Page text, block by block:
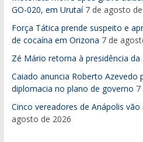
GO-020, em Urutaí 7 de agosto
Força Tática prende suspeito e
de cocaína em Orizona 7 de
Zé Mário retorna à presidência da
Caiado anuncia Roberto Azevedo
diplomacia no plano de governo
Cinco vereadores de Anápolis
agosto de 2026